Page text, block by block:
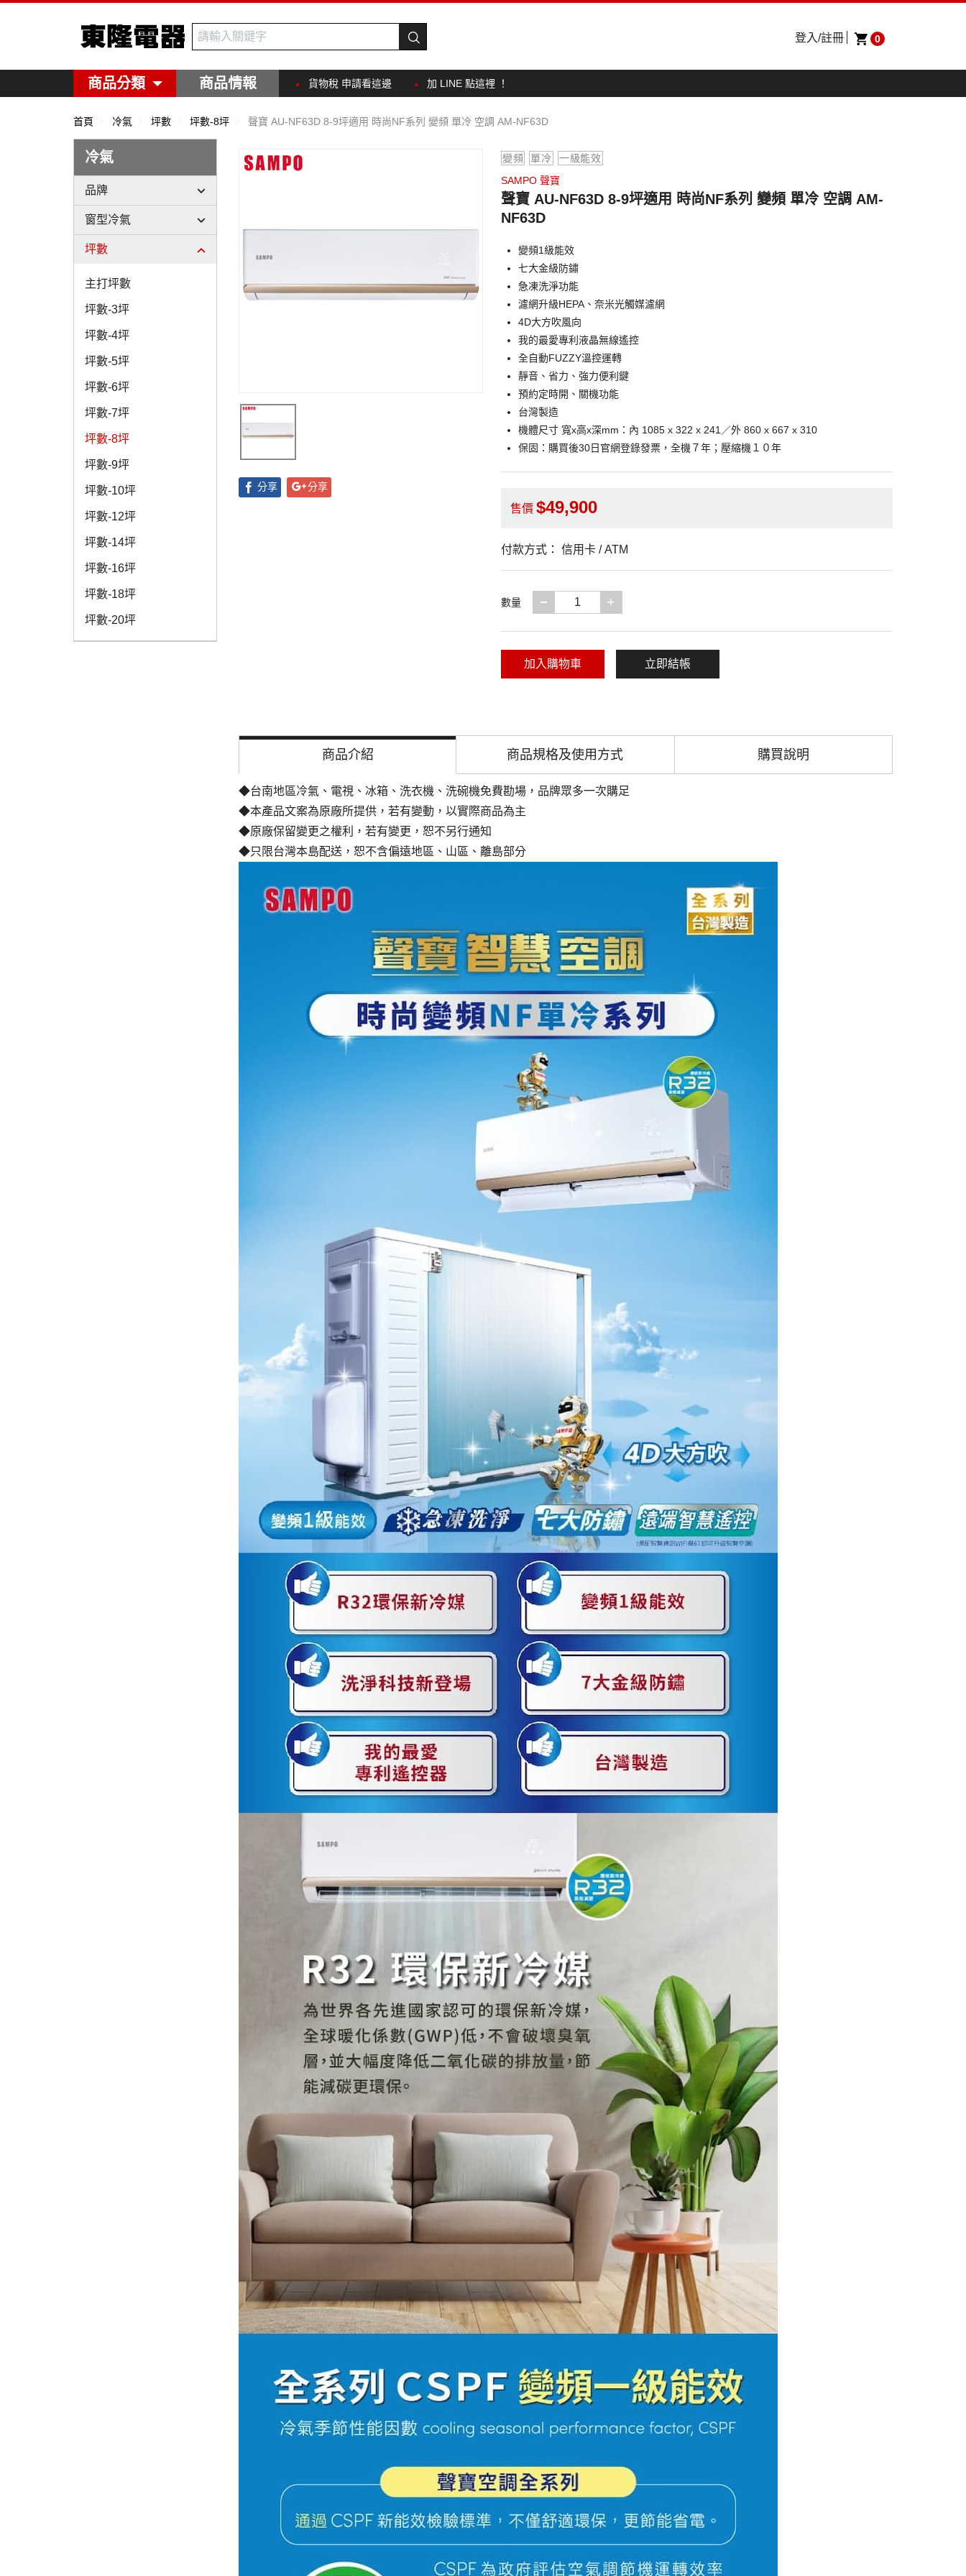
東隆電器
0
登入/註冊
商品分類 商品情報 貨物稅 申請看這邊 加 LINE 點這裡 ！
首頁 冷氣 坪數 坪數-8坪 聲寶 AU-NF63D 8-9坪適用 時尚NF系列 變頻 單冷 空調 AM-NF63D
冷氣
品牌
窗型冷氣
坪數
主打坪數
坪數-3坪
坪數-4坪
坪數-5坪
坪數-6坪
坪數-7坪
坪數-8坪
坪數-9坪
坪數-10坪
坪數-12坪
坪數-14坪
坪數-16坪
坪數-18坪
坪數-20坪
分享 分享
變頻 單冷
一級能效
SAMPO 聲寶
聲寶 AU-NF63D 8-9坪適用 時尚NF系列 變頻 單冷 空調 AM-
NF63D
變頻1級能效
七大金級防鏽
急凍洗淨功能
濾網升級HEPA、奈米光觸媒濾網
4D大方吹風向
我的最愛專利液晶無線遙控
全自動FUZZY溫控運轉
靜音、省力、強力便利鍵
預約定時開、關機功能
台灣製造
機體尺寸 寬x高x深mm：內 1085 x 322 x 241／外 860 x 667 x 310
保固：購買後30日官網登錄發票，全機７年；壓縮機１０年
售價 49,900
付款方式： 信用卡 / ATM
數量 減少一項
加入購物車 立即結帳
商品介紹 商品規格及使用方式 購買說明
◆台南地區冷氣、電視、冰箱、洗衣機、洗碗機免費勘場，品牌眾多一次購足
◆本產品文案為原廠所提供，若有變動，以實際商品為主
◆原廠保留變更之權利，若有變更，恕不另行通知
◆只限台灣本島配送，恕不含偏遠地區、山區、離島部分